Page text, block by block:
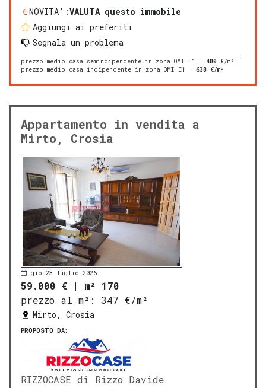
NOVITA':VALUTA questo immobile
Aggiungi ai preferiti
Segnala un problema
prezzo medio casa semindipendente in zona OMI E1 : 480 €/m²
prezzo medio casa indipendente in zona OMI E1
: 638 €/m²
Appartamento in vendita a
Mirto, Crosia
gio 23 luglio 2026
59.000 € | m² 170
prezzo al m²:
347 €/m²
Mirto, Crosia
PROPOSTO DA:
RIZZOCASE di Rizzo Davide